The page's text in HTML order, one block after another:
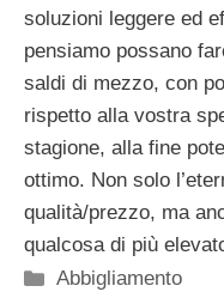
soluzioni leggere ed
pensiamo possano
saldi di mezzo, con
rispetto alla vostra
stagione, alla fine
ottimo. Non solo
qualità/prezzo, ma
qualcosa di più
Categorie
Abbigliamento